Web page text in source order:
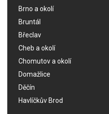
Brno a okolí
Bruntál
Břeclav
Cheb a okolí
Chomutov a okolí
Domažlice
Děčín
Havlíčkův Brod